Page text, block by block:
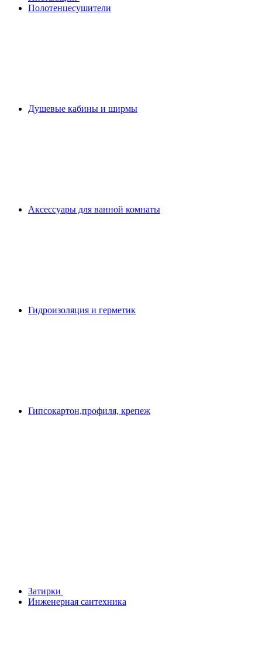
Полотенцесушители
Душевые кабины и ширмы
Аксессуары для ванной комнаты
Гидроизоляция и герметик
Гипсокартон,профиля, крепеж
Затирки
Инженерная сантехника